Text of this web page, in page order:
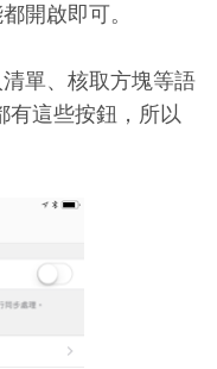
開啟即可。
單、核取方塊等語
有這些按鈕，所以